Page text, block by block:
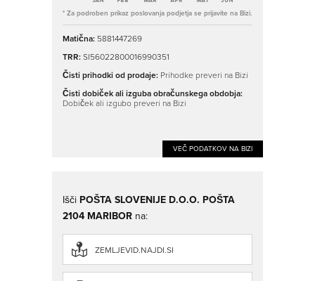
* Za podroben prikaz poslovanja podjetja se prijavite na Bizi.
Matična: 5881447269
TRR:SI56022800016990351
Čisti prihodki od prodaje: Prihodke preveri na Bizi
Čisti dobiček ali izguba obračunskega obdobja:
Dobiček ali izgubo preveri na Bizi
VEČ PODATKOV NA BIZI
Išči POŠTA SLOVENIJE D.O.O. POŠTA
2104 MARIBOR na:
ZEMLJEVID.NAJDI.SI